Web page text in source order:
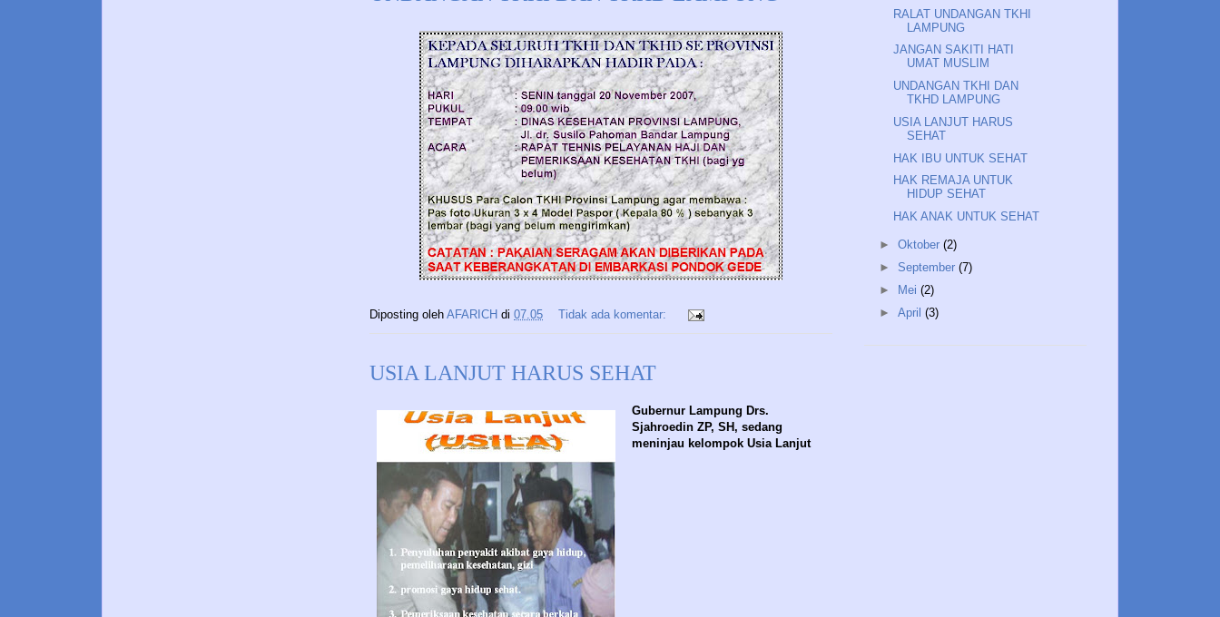
Diposting oleh AFARICH di 07.05 Tidak ada komentar:
USIA LANJUT HARUS SEHAT
Gubernur Lampung Drs.
Sjahroedin ZP, SH, sedang
meninjau kelompok Usia Lanjut
RALAT UNDANGAN TKHI
LAMPUNG
JANGAN SAKITI HATI
UMAT MUSLIM
UNDANGAN TKHI DAN
TKHD LAMPUNG
USIA LANJUT HARUS
SEHAT
HAK IBU UNTUK SEHAT
HAK REMAJA UNTUK
HIDUP SEHAT
HAK ANAK UNTUK SEHAT
► Oktober (2)
► September (7)
►
Mei (2)
► April (3)